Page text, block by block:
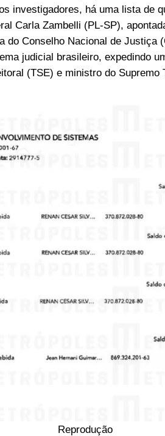
investigadores, há uma lista de
Carla Zambelli (PL-SP),
do Conselho Nacional de Justiça
judicial brasileiro, expedindo
(TSE) e ministro do Supremo
Reprodução